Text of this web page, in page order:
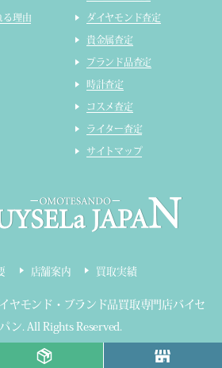
る理由 ダイヤモンド査定
貴金属査定
ブランド品査定
時計査定
コスメ査定
ライター査定
サイトマップ
店舗案内 買取実績
ヤモンド・ブランド品買取専門店バイセ
ン All Rights Reserved.
委員会 第303320809319号